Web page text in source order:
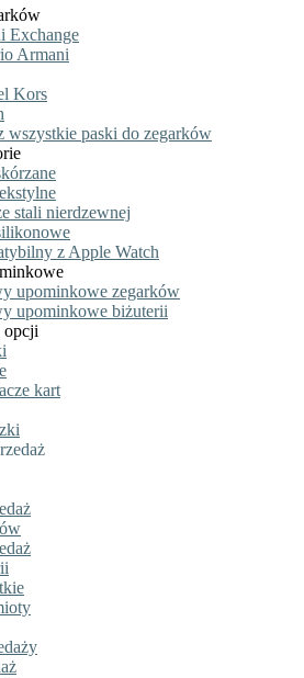
Exchange
Armani
Kors
wszystkie paski do zegarków
stali nierdzewnej
z Apple Watch
upominkowe zegarków
upominkowe biżuterii
opcji
kart